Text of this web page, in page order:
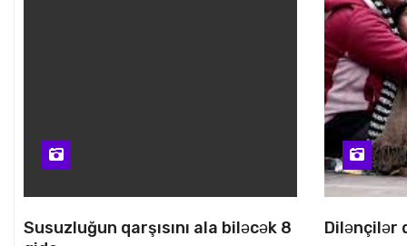
Susuzluğun qarşısını ala biləcək 8
Dilənçilər